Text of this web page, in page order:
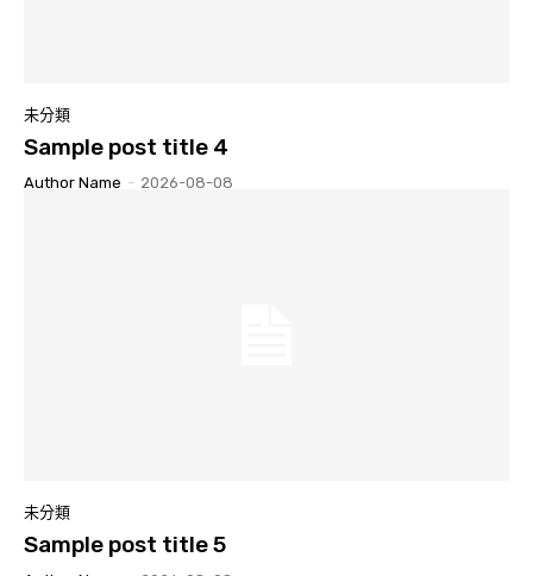
未分類
Sample post title 4
Author Name - 2026-08-08
未分類
Sample post title 5